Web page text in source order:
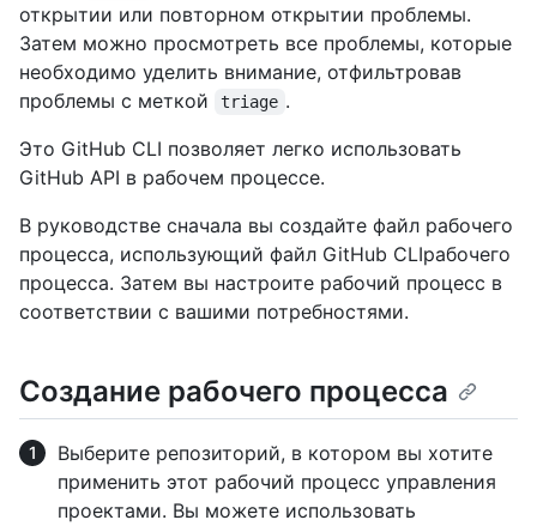
открытии или повторном открытии проблемы.
Затем можно просмотреть все проблемы, которые
необходимо уделить внимание, отфильтровав
проблемы с меткой
triage .
Это GitHub CLI позволяет легко использовать
GitHub API в рабочем процессе.
В руководстве сначала вы создайте файл рабочего
процесса, использующий файл GitHub CLIрабочего
процесса. Затем вы настроите рабочий процесс в
соответствии с вашими потребностями.
Создание рабочего процесса
Выберите репозиторий, в котором вы хотите
применить этот рабочий процесс управления
проектами. Вы можете использовать